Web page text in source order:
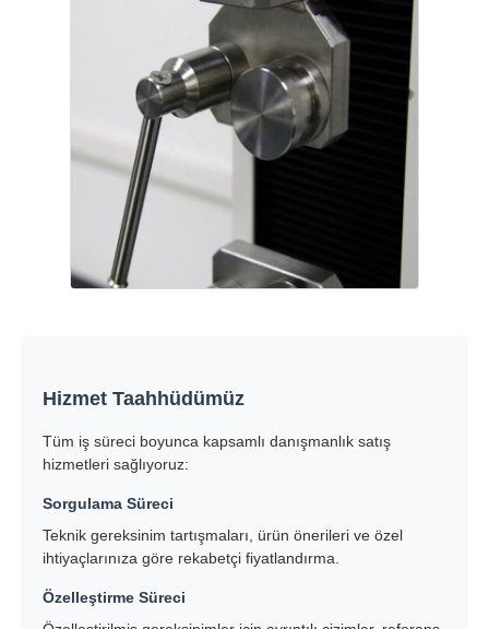
Hizmet Taahhüdümüz
Tüm iş süreci boyunca kapsamlı danışmanlık satış
hizmetleri sağlıyoruz:
Sorgulama Süreci
Teknik gereksinim tartışmaları, ürün önerileri ve özel
ihtiyaçlarınıza göre rekabetçi fiyatlandırma.
Özelleştirme Süreci